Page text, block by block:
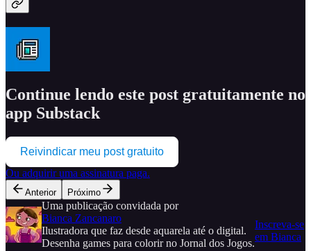
Continue lendo este post gratuitamente no
app Substack
Reivindicar meu post gratuito
Ou adquirir uma assinatura paga.
Anterior Próximo
Uma publicação convidada por
Bianca Zancanaro
Ilustradora que faz desde aquarela até o digital.
Desenha games para colorir no Jornal dos Jogos.
Inscreva-se
em Bianca